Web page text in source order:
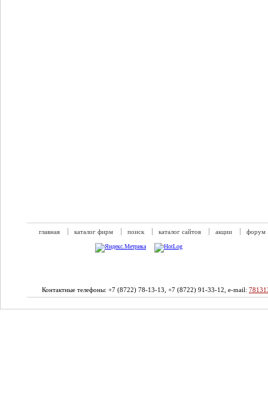
главная каталог фирм поиск каталог сайтов акции форум
Контактные телефоны: +7 (8722) 78-13-13, +7 (8722) 91-33-12, e-mail: